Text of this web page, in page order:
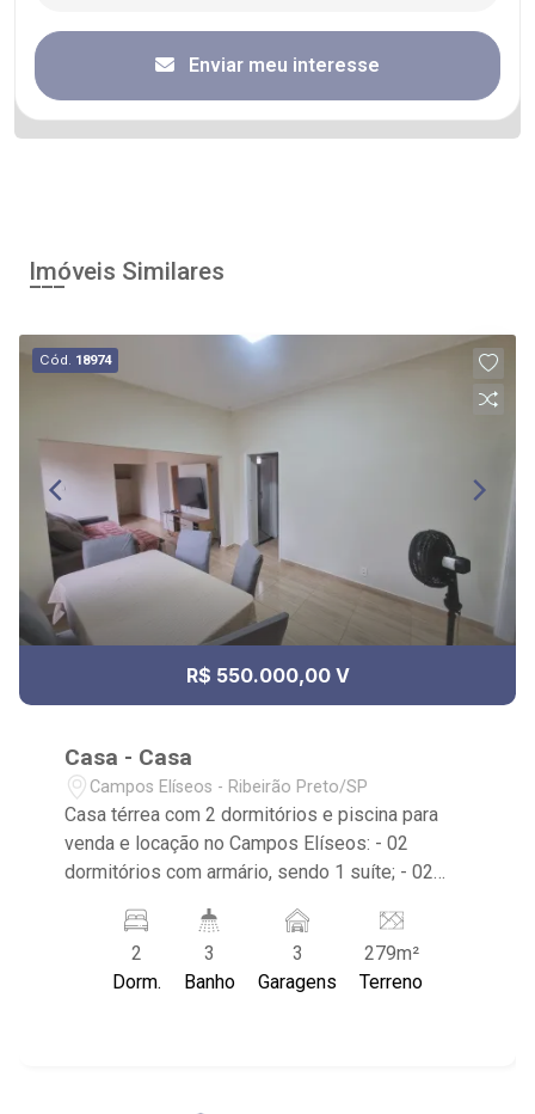
Enviar meu interesse
Imóveis Similares
Cód. 18974
R$ 550.000,00 V
Casa - Casa
Campos Elíseos - Ribeirão Preto/SP
Casa térrea com 2 dormitórios e piscina para
venda e locação no Campos Elíseos: - 02
dormitórios com armário, sendo 1 suíte; - 02
sendo 1 coberta; - Sala de Jantar; - Sala de TV; -
Ventilador de teto no imóvel; - Cozinha
planejada; - Área de Serviço; - Quintal gramado; -
2
Dorm.
3
Banho
3
Garagens
279m²
Terreno